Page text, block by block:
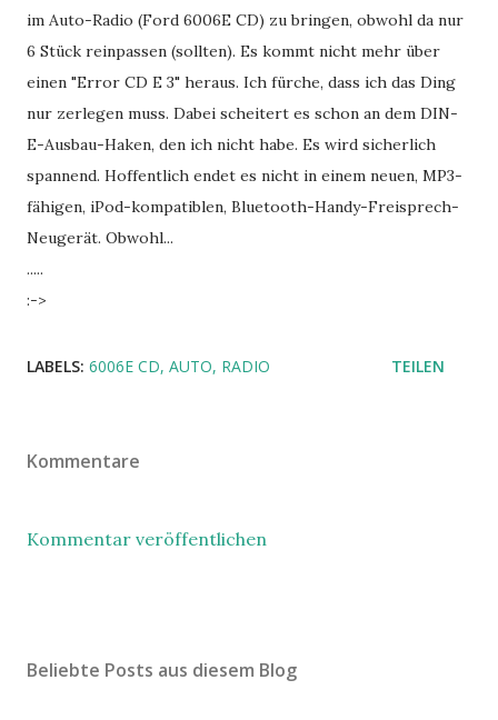
im Auto-Radio (Ford 6006E CD) zu bringen, obwohl da nur
6 Stück reinpassen (sollten). Es kommt nicht mehr über
einen "Error CD E 3" heraus. Ich fürche, dass ich das Ding
nur zerlegen muss. Dabei scheitert es schon an dem DIN-
E-Ausbau-Haken, den ich nicht habe. Es wird sicherlich
spannend. Hoffentlich endet es nicht in einem neuen, MP3-
fähigen, iPod-kompatiblen, Bluetooth-Handy-Freisprech-
Neugerät. Obwohl...
.....
:->
LABELS: 6006E CD AUTO RADIO TEILEN
Kommentare
Kommentar veröffentlichen
Beliebte Posts aus diesem Blog